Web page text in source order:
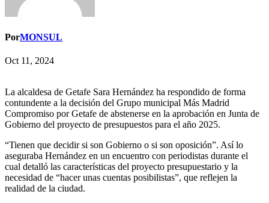
PorMONSUL
Oct 11, 2024
La alcaldesa de Getafe Sara Hernández ha respondido de forma
contundente a la decisión del Grupo municipal Más Madrid
Compromiso por Getafe de abstenerse en la aprobación en Junta de
Gobierno del proyecto de presupuestos para el año 2025.
“Tienen que decidir si son Gobierno o si son oposición”. Así lo
aseguraba Hernández en un encuentro con periodistas durante el
cual detalló las características del proyecto presupuestario y la
necesidad de “hacer unas cuentas posibilistas”, que reflejen la
realidad de la ciudad.